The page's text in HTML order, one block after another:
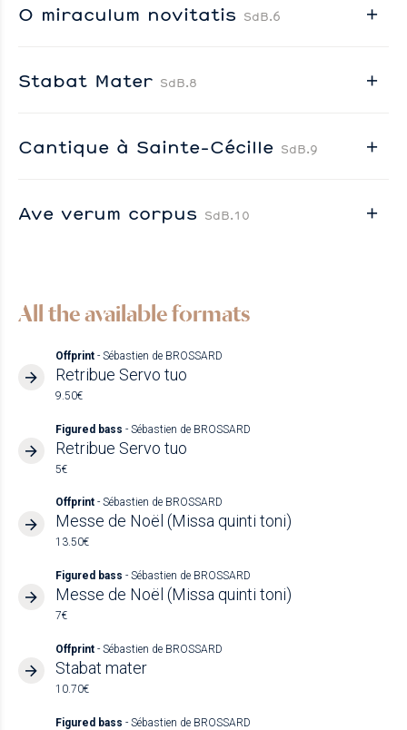
O miraculum novitatis SdB.6
Stabat Mater SdB.8
Cantique à Sainte-Cécille SdB.9
Ave verum corpus SdB.10
All the available formats
Offprint - Sébastien de BROSSARD
Retribue Servo tuo
9.50€
Figured bass - Sébastien de BROSSARD
Retribue Servo tuo
5€
Offprint - Sébastien de BROSSARD
Messe de Noël (Missa quinti toni)
13.50€
Figured bass - Sébastien de BROSSARD
Messe de Noël (Missa quinti toni)
7€
Offprint - Sébastien de BROSSARD
Stabat mater
10.70€
Figured bass - Sébastien de BROSSARD